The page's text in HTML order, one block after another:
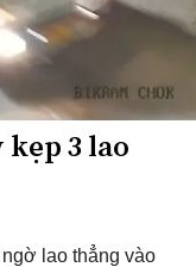
kẹp 3 lao
lao thẳng vào